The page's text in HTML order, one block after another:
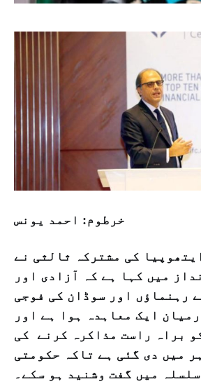
خرطوم: احمد یونس
کی مشترکہ ثالثی نے
میں کہا ہے کہ آزادی اور
رہنماؤں اور سوڈان کی فوجی
ایک معاہدہ ہوا ہے اور
براہ راست مذاکرہ کرنے کی
میں دی گئی ہے تاکہ حکومتی
میں گفت وشنید ہو سکے۔